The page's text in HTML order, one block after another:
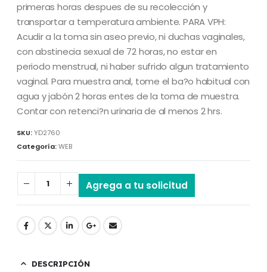
primeras horas despues de su recolección y
transportar a temperatura ambiente. PARA VPH:
Acudir a la toma sin aseo previo, ni duchas vaginales,
con abstinecia sexual de 72 horas, no estar en
periodo menstrual, ni haber sufrido algun tratamiento
vaginal. Para muestra anal, tome el ba?o habitual con
agua y jabón 2 horas entes de la toma de muestra.
Contar con retenci?n urinaria de al menos 2 hrs.
SKU:YD2760
Categoría:WEB
Agrega a tu solicitud
DESCRIPCIÓN